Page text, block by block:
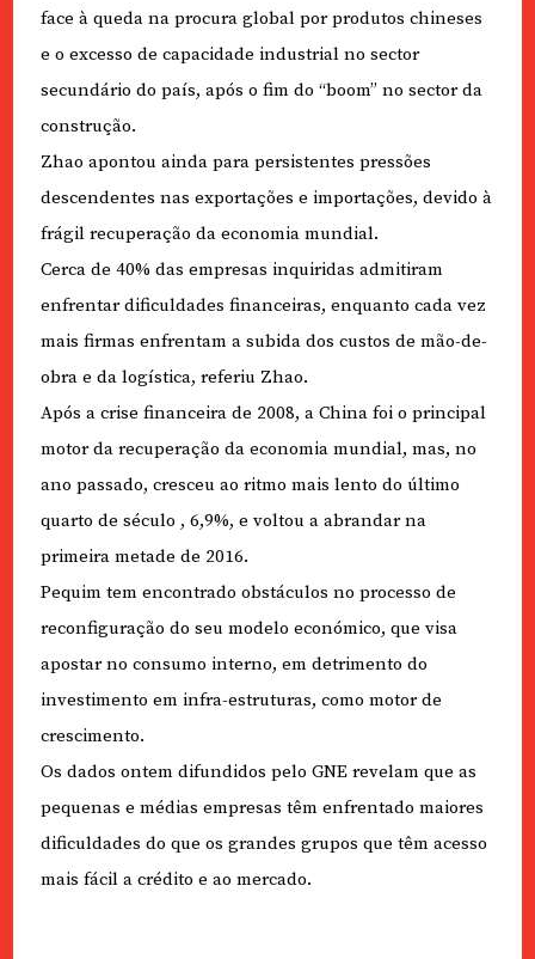
face à queda na procura global por produtos chineses
e o excesso de capacidade industrial no sector
secundário do país, após o fim do “boom” no sector da
construção.
Zhao apontou ainda para persistentes pressões
descendentes nas exportações e importações, devido à
frágil recuperação da economia mundial.
Cerca de 40% das empresas inquiridas admitiram
enfrentar dificuldades financeiras, enquanto cada vez
mais firmas enfrentam a subida dos custos de mão-de-
obra e da logística, referiu Zhao.
Após a crise financeira de 2008, a China foi o principal
motor da recuperação da economia mundial, mas, no
ano passado, cresceu ao ritmo mais lento do último
quarto de século , 6,9%, e voltou a abrandar na
primeira metade de 2016.
Pequim tem encontrado obstáculos no processo de
reconfiguração do seu modelo económico, que visa
apostar no consumo interno, em detrimento do
investimento em infra-estruturas, como motor de
crescimento.
Os dados ontem difundidos pelo GNE revelam que as
pequenas e médias empresas têm enfrentado maiores
dificuldades do que os grandes grupos que têm acesso
mais fácil a crédito e ao mercado.